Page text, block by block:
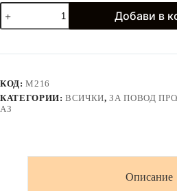
количество
за
Официални
с
ризи
в
цвят
Добави в
КОД:M216
КАТЕГОРИИ:ВСИЧКИ,ЗА ПОВОД
АЗ
Описание